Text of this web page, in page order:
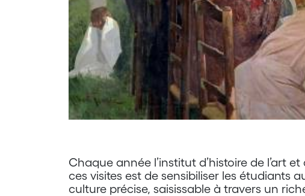
Chaque année l’institut d’histoire de l’art
ces visites est de sensibiliser les étudiants
culture précise, saisissable à travers un